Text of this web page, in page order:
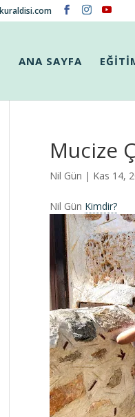
ANA SAYFA
Mucize
Nil Gün | Kas 14,
Nil Gün Kimdir?